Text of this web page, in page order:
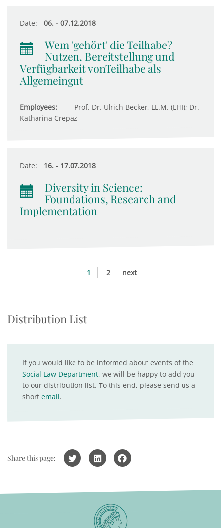
Date: 06. - 07.12.2018
Wem 'gehört' die Teilhabe?
Nutzen, Bereitstellung und
Verfügbarkeit vonTeilhabe als
Allgemeingut
Employees:
Prof. Dr. Ulrich Becker, LL.M. (EHI); Dr.
Katharina Crepaz
Date: 16. - 17.07.2018
Diversity in Science:
Foundations, Research and
Implementation
1 2 next
Distribution List
If you would like to be informed about events of the
Social Law Department, we will be happy to add you
to our distribution list. To this end, please send us a
short email.
Share this page: